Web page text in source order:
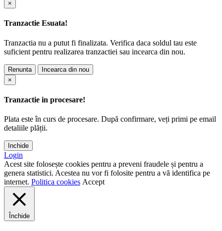
×
Tranzactie Esuata!
Tranzactia nu a putut fi finalizata. Verifica daca soldul tau este
suficient pentru realizarea tranzactiei sau incearca din nou.
Renunta
Incearca din nou
×
Tranzactie in procesare!
Plata este în curs de procesare. După confirmare, veți primi pe email
detaliile plății.
Inchide
Login
Acest site folosește cookies pentru a preveni fraudele și pentru a
genera statistici. Acestea nu vor fi folosite pentru a vă identifica pe
internet. Politica cookies Accept
Închide